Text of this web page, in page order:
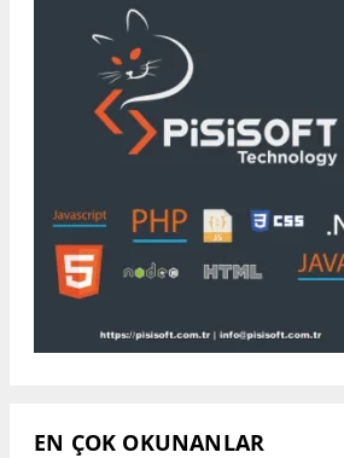
EN ÇOK OKUNANLAR